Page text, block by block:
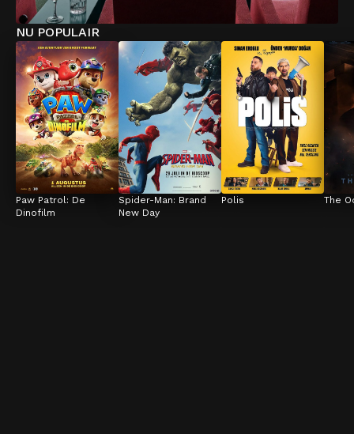
NU POPULAIR
Paw Patrol: De
Dinofilm
Spider-Man: Brand
New Day
Polis The